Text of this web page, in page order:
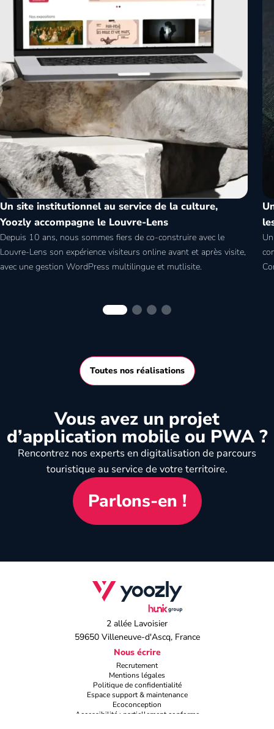
Un site institutionnel au service de la culture,
Yoozly accompagne le Louvre-Lens
Depuis 10 ans, nous sommes fiers de co-construire avec le
Louvre-Lens son expérience visiteurs online avant et après visite,
avec une gestion WordPress multilingue et mutlisite.
Toutes nos réalisations
Vous avez un projet
d’application mobile ou PWA ?
Rencontrez nos experts en digitalisation de parcours
touristique au service de votre territoire.
Parlons-en !
2 allée Lavoisier
59650 Villeneuve-d'Ascq, France
(s'ouvre dans un nouvel onglet)
Nous écrire
Recrutement
Mentions légales
Politique de confidentialité
Espace support & maintenance
Ecoconception
Accessibilité : partiellement conforme